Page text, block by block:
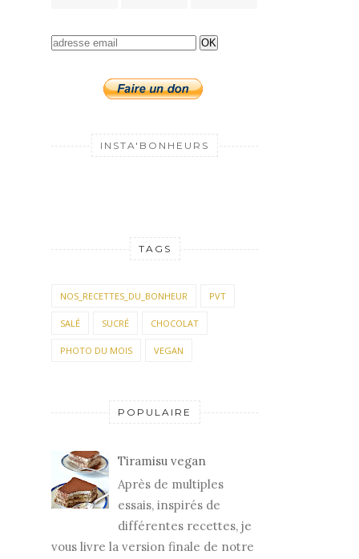
OK
INSTA'BONHEURS
TAGS
NOS_RECETTES_DU_BONHEUR PVT
SALÉ SUCRÉ CHOCOLAT
PHOTO DU MOIS VEGAN
POPULAIRE
Tiramisu vegan
Après de multiples
essais, inspirés de
différentes recettes, je
vous livre la version finale de notre